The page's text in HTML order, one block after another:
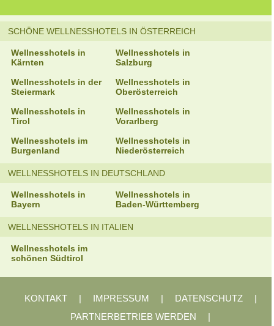
SCHÖNE WELLNESSHOTELS IN ÖSTERREICH
Wellnesshotels in
Kärnten
Wellnesshotels in
Salzburg
Wellnesshotels in der
Steiermark
Wellnesshotels in
Oberösterreich
Wellnesshotels in
Tirol
Wellnesshotels in
Vorarlberg
Wellnesshotels im
Burgenland
Wellnesshotels in
Niederösterreich
WELLNESSHOTELS IN DEUTSCHLAND
Wellnesshotels in
Bayern
Wellnesshotels in
Baden-Württemberg
WELLNESSHOTELS IN ITALIEN
Wellnesshotels im
schönen Südtirol
KONTAKT | IMPRESSUM | DATENSCHUTZ
|
PARTNERBETRIEB WERDEN
|